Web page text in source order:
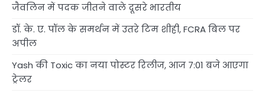
जैवलिन में पदक जीतने वाले दूसरे भारतीय
डॉ. के. ए. पॉल के समर्थन में उतरे टिम शीही, FCRA बिल पर
अपील
Yash की Toxic का नया पोस्टर रिलीज, आज 7:01 बजे आएगा
ट्रेलर